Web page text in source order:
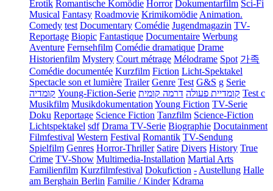
Erotik Romantische Komödie Horror Dokumentarfilm Sci-Fi
Musical Fantasy Roadmovie Krimikomödie Animation.
Comedy test Documentary Comédie Jugendmagazin TV-
Reportage Biopic Fantastique Documentaire Werbung
Aventure Fernsehfilm Comédie dramatique Drame
Historienfilm Mystery Court métrage Mélodrame Spot 가족
Comédie documentée Kurzfilm Fiction Licht-Spektakel
Spectacle son et lumière Trailer Genre Test G&S g Serie
קומדיה Young-Fiction-Serie קומדיית פעולה דרמה קומית
Test c
Musikfilm Musikdokumentation Young Fiction TV-Serie
Doku Reportage Science Fiction Tanzfilm Science-Fiction
Lichtspektakel sdf Drama TV-Serie Biographie Docutainment
Filmfestival Western Festival Romantik TV-Sendung
Spielfilm Genres Horror-Thriller Satire Divers History True
Crime TV-Show Multimedia-Installation Martial Arts
Familienfilm Kurzfilmfestival Dokufiction - Austellung Halle
am Berghain Berlin Familie / Kinder Kdrama